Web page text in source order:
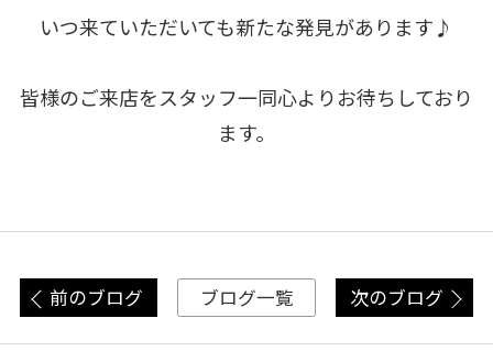
いつ来ていただいても新たな発見があります♪
皆様のご来店をスタッフ一同心よりお待ちしており
ます。
前のブログ ブログ一覧 次のブログ